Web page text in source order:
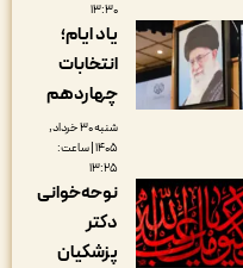
یاد ایام؛
انتخابات
چهاردهم
شنبه ۳۰ خرداد,
۱۴۰۵ | ساعت:
نوحه‌خوانی
دکتر
پزشکیان